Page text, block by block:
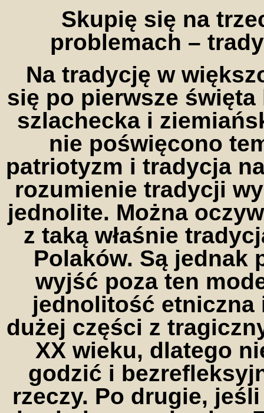
Skupię się na
problemach –
Na tradycję w
się po pierwsze
szlachecka i
nie poświęcono
patriotyzm i tradycja
rozumienie tradycji
jednolite. Można
z taką właśnie
Polaków. Są jednak
wyjść poza ten
jednolitość
dużej części z
XX wieku, dlatego
godzić i
rzeczy. Po drugie,